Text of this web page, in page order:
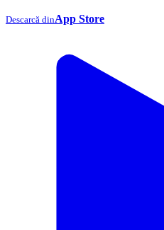
Descarcă dinApp Store